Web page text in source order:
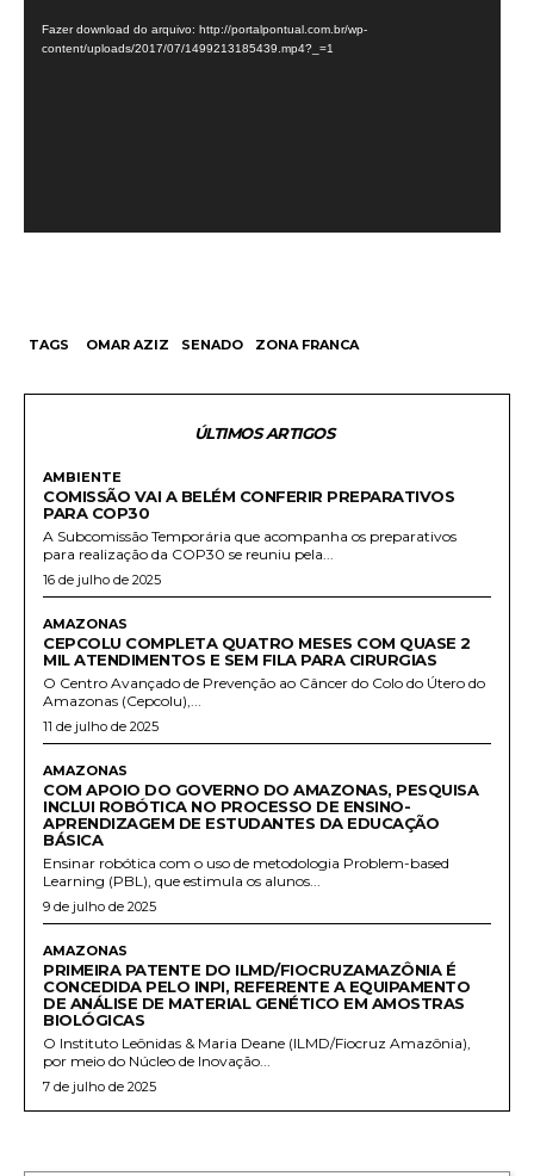
e
Fazer download do arquivo: http://portalpontual.com.br/wp-
content/uploads/2017/07/1499213185439.mp4?_=1
TAGS OMAR AZIZ SENADO ZONA FRANCA
ÚLTIMOS ARTIGOS
AMBIENTE
COMISSÃO VAI A BELÉM CONFERIR PREPARATIVOS
PARA COP30
A Subcomissão Temporária que acompanha os preparativos
para realização da COP30 se reuniu pela...
16 de julho de 2025
AMAZONAS
CEPCOLU COMPLETA QUATRO MESES COM QUASE 2
MIL ATENDIMENTOS E SEM FILA PARA CIRURGIAS
O Centro Avançado de Prevenção ao Câncer do Colo do Útero do
Amazonas (Cepcolu),...
11 de julho de 2025
AMAZONAS
COM APOIO DO GOVERNO DO AMAZONAS, PESQUISA
INCLUI ROBÓTICA NO PROCESSO DE ENSINO-
APRENDIZAGEM DE ESTUDANTES DA EDUCAÇÃO
BÁSICA
Ensinar robótica com o uso de metodologia Problem-based
Learning (PBL), que estimula os alunos...
9 de julho de 2025
AMAZONAS
PRIMEIRA PATENTE DO ILMD/FIOCRUZAMAZÔNIA É
CONCEDIDA PELO INPI, REFERENTE A EQUIPAMENTO
DE ANÁLISE DE MATERIAL GENÉTICO EM AMOSTRAS
BIOLÓGICAS
O Instituto Leônidas & Maria Deane (ILMD/Fiocruz Amazônia),
por meio do Núcleo de Inovação...
7 de julho de 2025